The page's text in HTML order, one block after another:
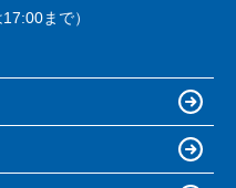
まで）